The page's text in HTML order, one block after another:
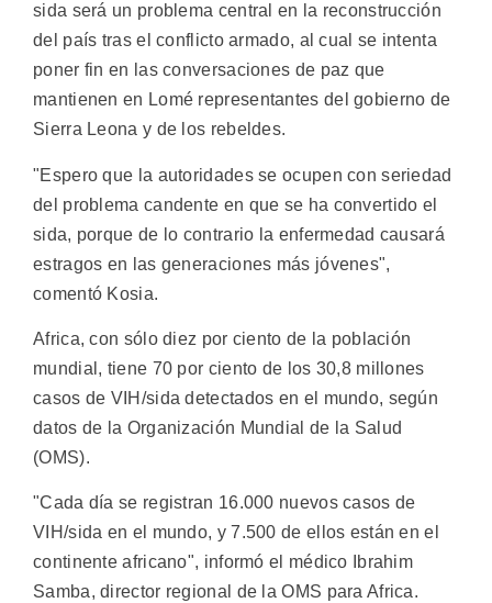
sida será un problema central en la reconstrucción
del país tras el conflicto armado, al cual se intenta
poner fin en las conversaciones de paz que
mantienen en Lomé representantes del gobierno de
Sierra Leona y de los rebeldes.
"Espero que la autoridades se ocupen con seriedad
del problema candente en que se ha convertido el
sida, porque de lo contrario la enfermedad causará
estragos en las generaciones más jóvenes",
comentó Kosia.
Africa, con sólo diez por ciento de la población
mundial, tiene 70 por ciento de los 30,8 millones
casos de VIH/sida detectados en el mundo, según
datos de la Organización Mundial de la Salud
(OMS).
"Cada día se registran 16.000 nuevos casos de
VIH/sida en el mundo, y 7.500 de ellos están en el
continente africano", informó el médico Ibrahim
Samba, director regional de la OMS para Africa.